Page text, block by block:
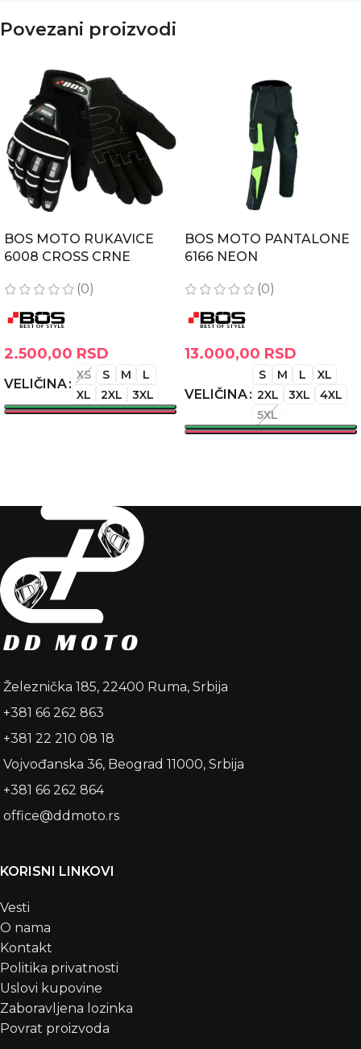
Povezani proizvodi
BOS MOTO RUKAVICE
6008 CROSS CRNE
(0)
2.500,00 RSD
VELIČINA
XS S M
L
XL
2XL 3XL
BOS MOTO PANTALONE
6166 NEON
(0)
13.000,00 RSD
VELIČINA
S M L
XL
2XL
3XL
4XL
5XL
Železnička 185, 22400 Ruma, Srbija
+381 66 262 863
+381 22 210 08 18
Vojvođanska 36, Beograd 11000, Srbija
+381 66 262 864
office@ddmoto.rs
KORISNI LINKOVI
Vesti
O nama
Kontakt
Politika privatnosti
Uslovi kupovine
Zaboravljena lozinka
Povrat proizvoda